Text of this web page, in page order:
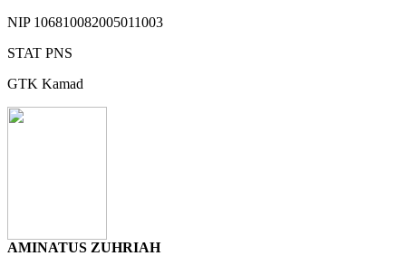
NIP 106810082005011003
STAT PNS
GTK Kamad
AMINATUS ZUHRIAH